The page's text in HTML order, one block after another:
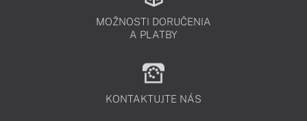
MOŽNOSTI DORUČENIA
A PLATBY
KONTAKTUJTE NÁS